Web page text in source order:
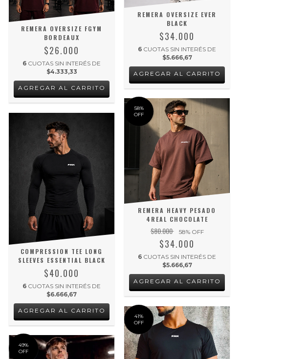
REMERA OVERSIZE FGYM
BORDEAUX
$26.000
6 CUOTAS SIN INTERÉS DE
$4.333,33
AGREGAR AL CARRITO
REMERA OVERSIZE EVER
BLACK
$34.000
6 CUOTAS SIN INTERÉS DE
$5.666,67
AGREGAR AL CARRITO
COMPRESSION TEE LONG
SLEEVES ESSENTIAL BLACK
$40.000
6 CUOTAS SIN INTERÉS DE
$6.666,67
AGREGAR AL CARRITO
58%
OFF
REMERA HEAVY PESADO
4REAL CHOCOLATE
$80.000 58% OFF
$34.000
6 CUOTAS SIN INTERÉS DE
$5.666,67
AGREGAR AL CARRITO
49%
OFF
41%
OFF